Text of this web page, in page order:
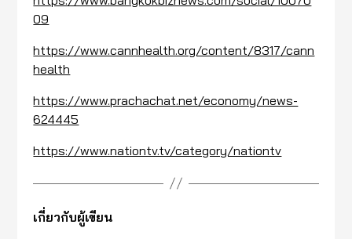
09
https://www.cannhealth.org/content/8317/cann
health
https://www.prachachat.net/economy/news-
624445
https://www.nationtv.tv/category/nationtv
เกี่ยวกับผู้เขียน